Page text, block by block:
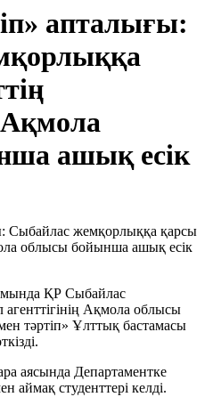
апталығы:
Ақмола
ашық есік
ҚР Сыбайлас
Ақмола облысы
тәртіп» Ұлттық бастамасы
аясында Департаментке
студенттері келді.